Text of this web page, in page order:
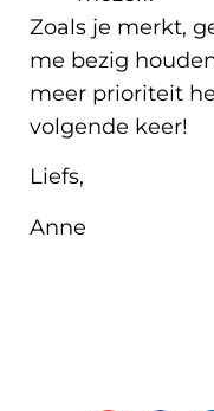
Zoals je merkt,
me bezig
meer prioriteit
volgende keer!
Liefs,
Anne